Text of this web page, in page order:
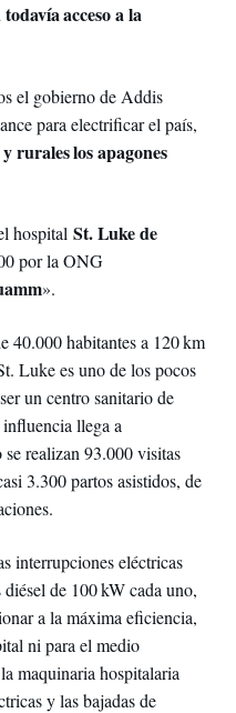
acceso a la
el gobierno de Addis
para electrificar el país,
rurales los apagones
hospital St. Luke de
por la ONG
».
40.000 habitantes a 120 km
Luke es uno de los pocos
un centro sanitario de
llega a
realizan 93.000 visitas
3.300 partos asistidos, de
interrupciones eléctricas
de 100 kW cada uno,
a la máxima eficiencia,
ni para el medio
maquinaria hospitalaria
y las bajadas de